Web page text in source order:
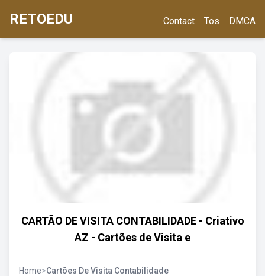
RETOEDU Contact Tos DMCA
CARTÃO DE VISITA CONTABILIDADE - Criativo
AZ - Cartões de Visita e
Home>Cartões De Visita Contabilidade